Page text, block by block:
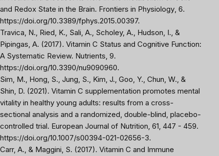
and Redox State in the Brain. Frontiers in Physiology, 6.
https://doi.org/10.3389/fphys.2015.00397.
Travica, N., Ried, K., Sali, A., Scholey, A., Hudson, I., &
Pipingas, A. (2017). Vitamin C Status and Cognitive Function:
A Systematic Review. Nutrients, 9.
https://doi.org/10.3390/nu9090960.
Sim, M., Hong, S., Jung, S., Kim, J., Goo, Y., Chun, W., &
Shin, D. (2021). Vitamin C supplementation promotes mental
vitality in healthy young adults: results from a cross-
sectional analysis and a randomized, double-blind, placebo-
controlled trial. European Journal of Nutrition, 61, 447 - 459.
https://doi.org/10.1007/s00394-021-02656-3.
Carr, A., & Maggini, S. (2017). Vitamin C and Immune